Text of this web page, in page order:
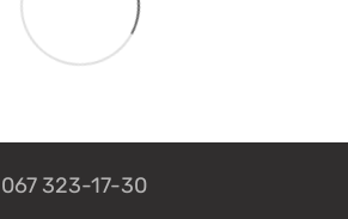
067 323-17-30